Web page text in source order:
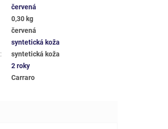
červená
0,30 kg
červená
syntetická koža
:
syntetická koža
2 roky
Carraro